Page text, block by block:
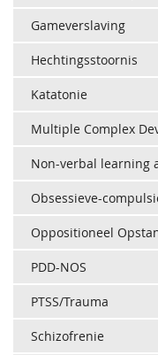
Gameverslaving
Hechtingsstoornis
Katatonie
Multiple Complex
Non-verbal learning
Obsessieve-
Oppositioneel
PDD-NOS
PTSS/Trauma
Schizofrenie